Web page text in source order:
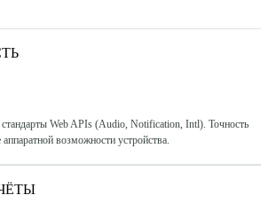
стандарты Web APIs (Audio, Notification, Intl). Точность
возможности устройства.